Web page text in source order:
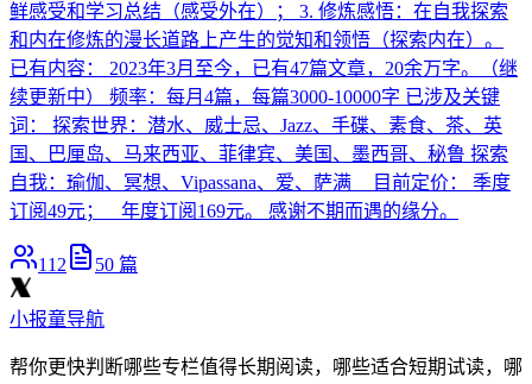
鲜感受和学习总结（感受外在）； 3. 修炼感悟：在自我探索
和内在修炼的漫长道路上产生的觉知和领悟（探索内在）。
已有内容： 2023年3月至今，已有47篇文章，20余万字。（继
续更新中） 频率：每月4篇，每篇3000-10000字 已涉及关键
词： 探索世界：潜水、威士忌、Jazz、手碟、素食、茶、英
国、巴厘岛、马来西亚、菲律宾、美国、墨西哥、秘鲁 探索
自我：瑜伽、冥想、Vipassana、爱、萨满 目前定价： 季度
订阅49元； 年度订阅169元。 感谢不期而遇的缘分。
112 50 篇
小报童导航
帮你更快判断哪些专栏值得长期阅读，哪些适合短期试读，哪